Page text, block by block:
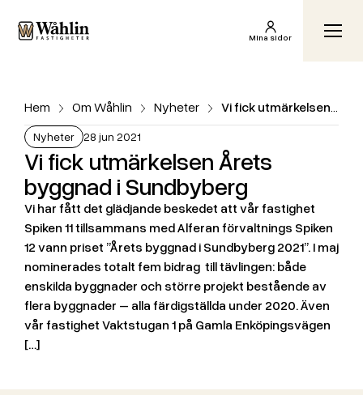
Wåhlin Fastigheter AB Mina sidor
Hem Om Wåhlin Nyheter Vi fick utmärkelsen Årets byggnad i Sundbyberg
Nyheter 28 jun 2021
Vi fick utmärkelsen Årets
byggnad i Sundbyberg
Vi har fått det glädjande beskedet att vår fastighet
Spiken 11 tillsammans med Alferan förvaltnings Spiken
12 vann priset ”Årets byggnad i Sundbyberg 2021”. I maj
nominerades totalt fem bidrag till tävlingen: både
enskilda byggnader och större projekt bestående av
flera byggnader – alla färdigställda under 2020. Även
vår fastighet Vaktstugan 1 på Gamla Enköpingsvägen
[…]